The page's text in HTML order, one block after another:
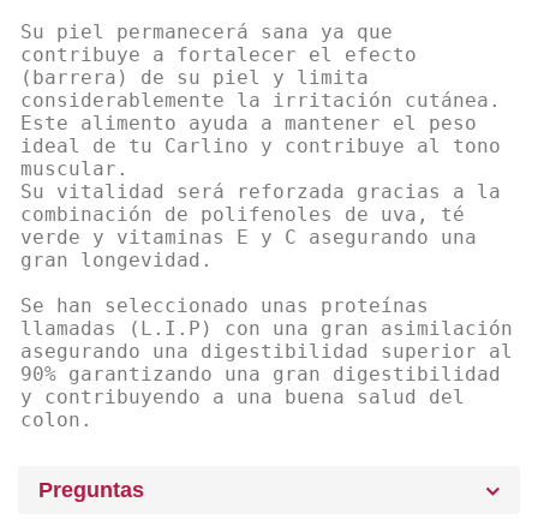
Su piel permanecerá sana ya que
contribuye a fortalecer el efecto
(barrera) de su piel y limita
considerablemente la irritación cutánea.
Este alimento ayuda a mantener el peso
ideal de tu Carlino y contribuye al tono
muscular.
Su vitalidad será reforzada gracias a la
combinación de polifenoles de uva, té
verde y vitaminas E y C asegurando una
gran longevidad.
Se han seleccionado unas proteínas
llamadas (L.I.P) con una gran asimilación
asegurando una digestibilidad superior al
90% garantizando una gran digestibilidad
y contribuyendo a una buena salud del
colon.
Preguntas